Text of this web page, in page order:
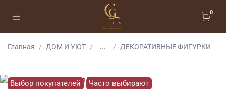
0
Главная ДОМ И УЮТ ... ДЕКОРАТИВНЫЕ ФИГУРКИ
Выбор покупателей Часто выбирают